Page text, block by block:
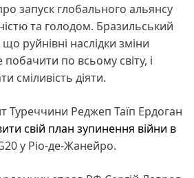
запуск глобального альянсу
та голодом. Бразильський
руйнівні наслідки зміни
по всьому світу, і
сміливість діяти.
Туреччини Реджеп Таїп Ердоган
свій план зупинення війни в
у Ріо-де-Жанейро.